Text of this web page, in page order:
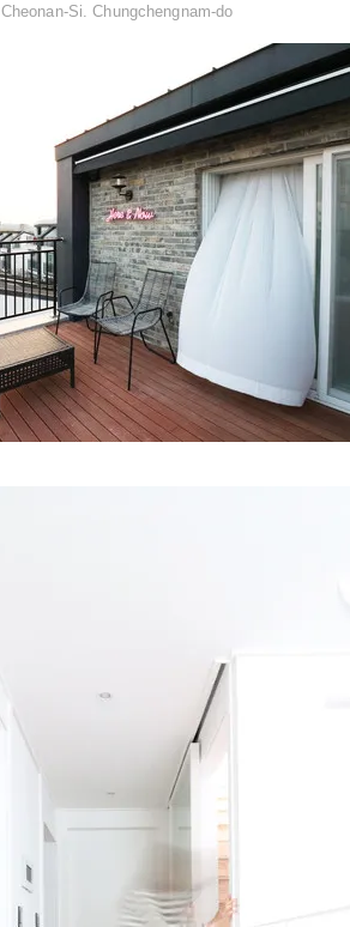
Cheonan-Si. Chungchengnam-do